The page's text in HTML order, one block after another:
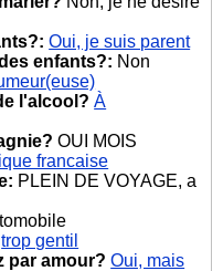
Oui, je suis parent
enfants?: Non
l'alcool? À
OUI MOIS
francaise
PLEIN DE VOYAGE, a
trop gentil
par amour? Oui, mais